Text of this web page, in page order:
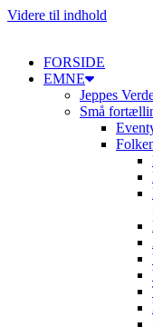
Videre til indhold
FORSIDE
EMNE
Jeppes
Små